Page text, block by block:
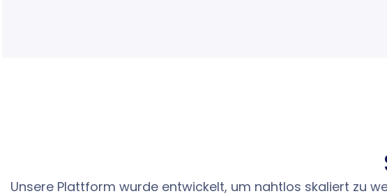
Unsere Plattform wurde entwickelt, um nahtlos skaliert zu